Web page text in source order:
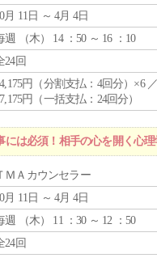
月 11日 ～ 4月 4日
週 （木） 14 ：50 ～ 16 ：10
24回
円（分割支払：4回分）×6
円（一括支払：24回分）
は必須！相手の心を開く心理
ＭＡカウンセラー
月 11日 ～ 4月 4日
週 （木） 11 ：30 ～ 12 ：50
24回